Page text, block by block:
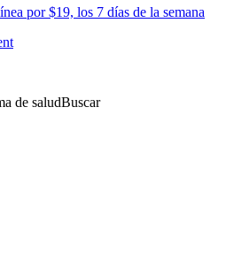
por $19, los 7 días de la semana
de saludBuscar